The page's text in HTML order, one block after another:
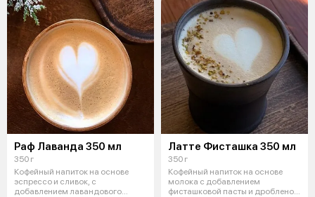
Раф Лаванда 350 мл
350 г
Кофейный напиток на основе
эспрессо и сливок, с
добавлением лавандового
Латте Фисташка 350 мл
350 г
Кофейный напиток на основе
молока с добавлением
фисташковой пасты и дробленой